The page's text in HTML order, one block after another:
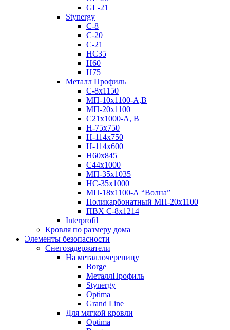
GL-21
Stynergy
C-8
C-20
C-21
НС35
Н60
H75
Металл Профиль
С-8х1150
МП-10x1100-А,В
МП-20х1100
С21х1000-А, В
H-75х750
Н-114х750
Н-114х600
Н60х845
С44х1000
МП-35х1035
НС-35х1000
МП-18х1100-А “Волна”
Поликарбонатный МП-20х1100
ПВХ С-8х1214
Interprofil
Кровля по размеру дома
Элементы безопасности
Снегозадержатели
На металлочерепицу
Borge
МеталлПрофиль
Stynergy
Optima
Grand Line
Для мягкой кровли
Optima